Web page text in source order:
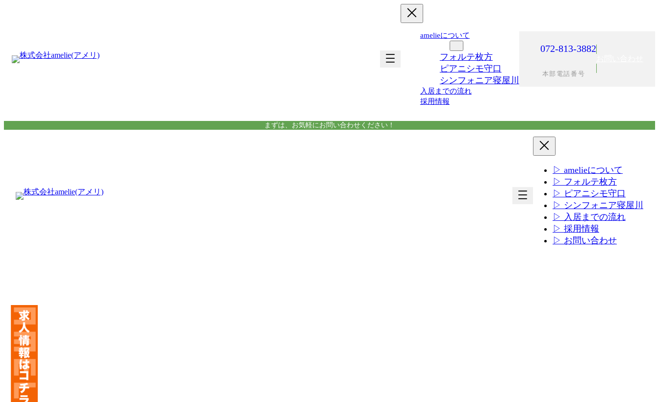
amelieについて
フォルテ枚方
ピアニシモ守口
シンフォニア寝屋川
入居までの流れ
採用情報
072-813-3882
本部電話番号
まずは、お気軽にお問い合わせください！
▷ amelieについて
▷ フォルテ枚方
▷ ピアニシモ守口
▷ シンフォニア寝屋川
▷ 入居までの流れ
▷ 採用情報
▷ お問い合わせ